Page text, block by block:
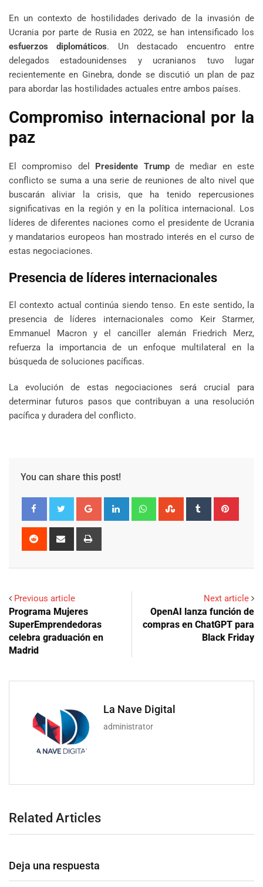
En un contexto de hostilidades derivado de la invasión de
Ucrania por parte de Rusia en 2022, se han intensificado los
esfuerzos diplomáticos. Un destacado encuentro entre
delegados estadounidenses y ucranianos tuvo lugar
recientemente en Ginebra, donde se discutió un plan de paz
para abordar las hostilidades actuales entre ambos países.
Compromiso internacional por la
paz
El compromiso del Presidente Trumpde mediar en este
conflicto se suma a una serie de reuniones de alto nivel que
buscarán aliviar la crisis, que ha tenido repercusiones
significativas en la región y en la política internacional. Los
líderes de diferentes naciones como el presidente de Ucrania
y mandatarios europeos han mostrado interés en el curso de
estas negociaciones.
Presencia de líderes internacionales
El contexto actual continúa siendo tenso. En este sentido, la
presencia de líderes internacionales como Keir Starmer,
Emmanuel Macron y el canciller alemán Friedrich Merz,
refuerza la importancia de un enfoque multilateral en la
búsqueda de soluciones pacíficas.
La evolución de estas negociaciones será crucial para
determinar futuros pasos que contribuyan a una resolución
pacífica y duradera del conflicto.
You can share this post!
Google+ LinkedIn WhatsappStumbleUpon
Tumblr
Reddit
Share
Previous article
Programa Mujeres
SuperEmprendedoras
celebra graduación en
Madrid
Next article
OpenAI lanza función de
compras en ChatGPT para
Black Friday
La Nave Digital
administrator
Related Articles
Deja una respuesta